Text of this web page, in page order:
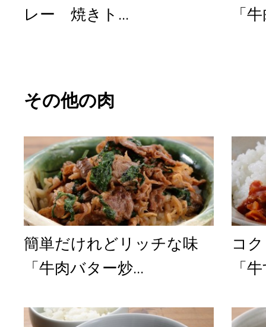
レー 焼きト...
「
その他の肉
簡単だけれどリッチな味
「牛肉バター炒...
コ
「